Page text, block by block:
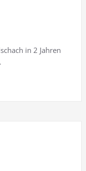
in 2 Jahren